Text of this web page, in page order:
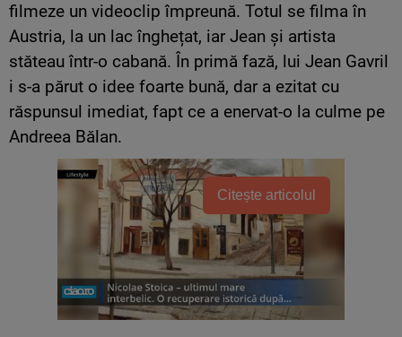
filmeze un videoclip împreună. Totul se filma în
Austria, la un lac înghețat, iar Jean și artista
stăteau într-o cabană. În primă fază, lui Jean Gavril
i s-a părut o idee foarte bună, dar a ezitat cu
răspunsul imediat, fapt ce a enervat-o la culme pe
Andreea Bălan.
Citește articolul